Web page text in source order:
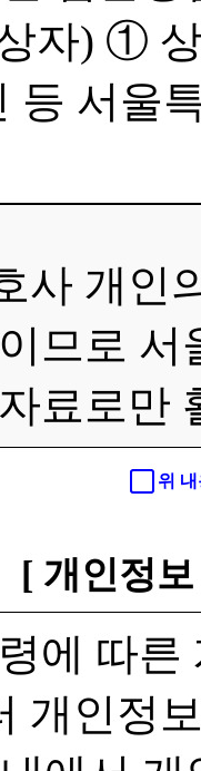
자) ①
등 서울
사 개인
므로
료로만
위
[ 개인정
에 따른
개인정